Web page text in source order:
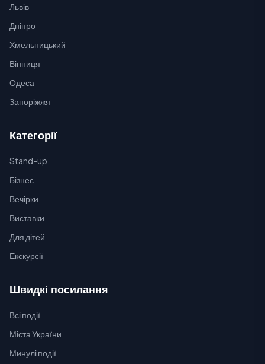
Львів
Дніпро
Хмельницький
Вінниця
Одеса
Запоріжжя
Категорії
Stand-up
Бізнес
Вечірки
Виставки
Для дітей
Екскурсії
Швидкі посилання
Всі події
Міста України
Минулі події